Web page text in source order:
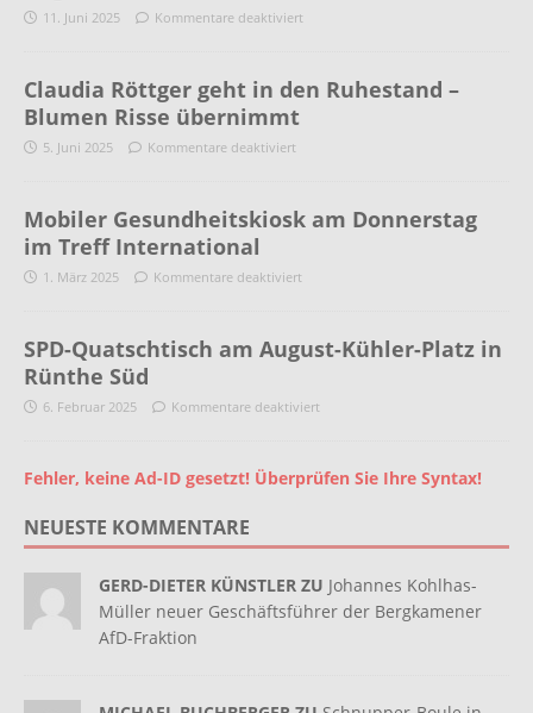
11. Juni 2025 Kommentare deaktiviert
Claudia Röttger geht in den Ruhestand –
Blumen Risse übernimmt
5. Juni 2025 Kommentare deaktiviert
Mobiler Gesundheitskiosk am Donnerstag
im Treff International
1. März 2025 Kommentare deaktiviert
SPD-Quatschtisch am August-Kühler-Platz in
Rünthe Süd
6. Februar 2025 Kommentare deaktiviert
Fehler, keine Ad-ID gesetzt! Überprüfen Sie Ihre Syntax!
NEUESTE KOMMENTARE
GERD-DIETER KÜNSTLER ZU Johannes Kohlhas-
Müller neuer Geschäftsführer der Bergkamener
AfD-Fraktion